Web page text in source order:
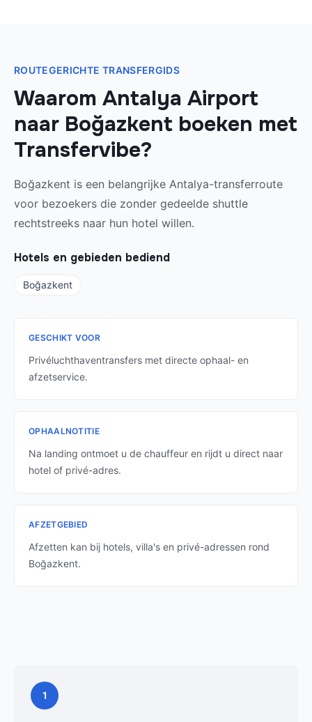
ROUTEGERICHTE TRANSFERGIDS
Waarom Antalya Airport
naar Boğazkent boeken met
Transfervibe?
Boğazkent is een belangrijke Antalya-transferroute
voor bezoekers die zonder gedeelde shuttle
rechtstreeks naar hun hotel willen.
Hotels en gebieden bediend
Boğazkent
GESCHIKT VOOR
Privéluchthaventransfers met directe ophaal- en
afzetservice.
OPHAALNOTITIE
Na landing ontmoet u de chauffeur en rijdt u direct naar
hotel of privé-adres.
AFZETGEBIED
Afzetten kan bij hotels, villa's en privé-adressen rond
Boğazkent.
1